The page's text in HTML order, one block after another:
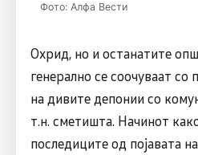
Фото: Алфа Вести
Охрид, но и останатите
генерално се соочуваат со
на дивите депонии со
т.н. сметишта. Начинот
последиците од појавата